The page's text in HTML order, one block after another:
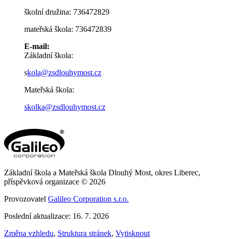
školní družina: 736472829
mateřská škola: 736472839
E-mail:
Základní škola:
skola@zsdlouhymost.cz
Mateřská škola:
skolka@zsdlouhymost.cz
Základní škola a Mateřská škola Dlouhý Most, okres Liberec,
příspěvková organizace © 2026
Provozovatel Galileo Corporation s.r.o.
Poslední aktualizace: 16. 7. 2026
Změna vzhledu, Struktura stránek, Vytisknout